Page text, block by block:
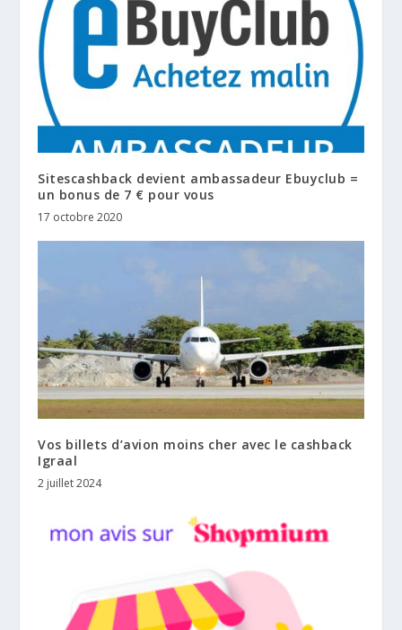
Sitescashback devient ambassadeur Ebuyclub =
un bonus de 7 € pour vous
17 octobre 2020
Vos billets d’avion moins cher avec le cashback
Igraal
2 juillet 2024